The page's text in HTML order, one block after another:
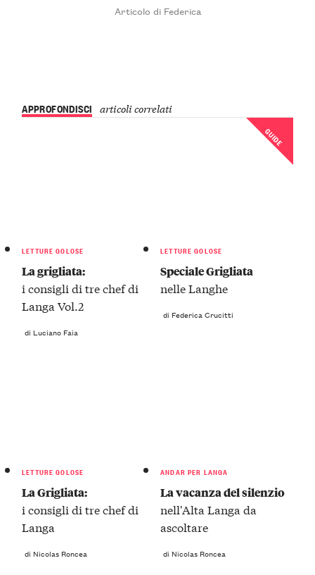
Articolo di Federica
APPROFONDISCI articoli correlati
LETTURE GOLOSE
La grigliata:
i consigli di tre chef di
Langa Vol.2
di Luciano Faia
GUIDE
LETTURE GOLOSE
Speciale Grigliata
nelle Langhe
di Federica Crucitti
LETTURE GOLOSE
La Grigliata:
i consigli di tre chef di
Langa
di Nicolas Roncea
ANDAR PER LANGA
La vacanza del silenzio
nell'Alta Langa da
ascoltare
di Nicolas Roncea